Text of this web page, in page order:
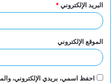
البريد الإلكتروني*
الموقع الإلكتروني
احفظ اسمي، بريدي الإلكتروني،